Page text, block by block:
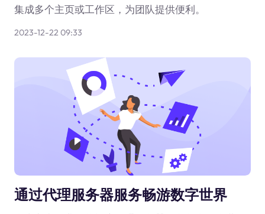
集成多个主页或工作区，为团队提供便利。
2023-12-22 09:33
通过代理服务器服务畅游数字世界